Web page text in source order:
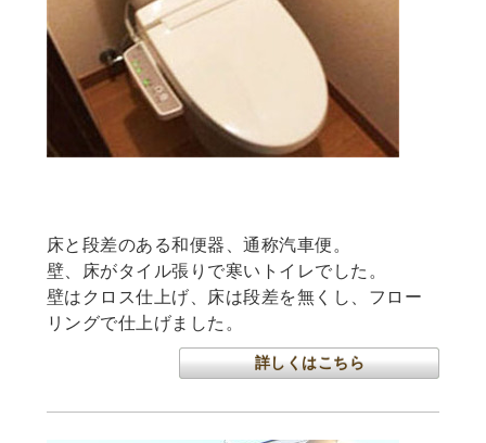
床と段差のある和便器、通称汽車便。
壁、床がタイル張りで寒いトイレでした。
壁はクロス仕上げ、床は段差を無くし、フロー
リングで仕上げました。
詳しくはこちら